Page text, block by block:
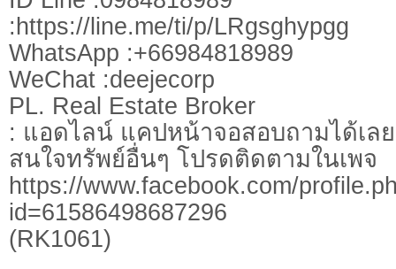
:https://line.me/ti/p/LRgsghypgg
WhatsApp :+66984818989
WeChat :deejecorp
PL. Real Estate Broker
: แอดไลน์ แคปหน้าจอสอบถามได้เล
สนใจทรัพย์อื่นๆ โปรดติดตามในเพจ
https://www.facebook.com/
id=61586498687296
(RK1061)